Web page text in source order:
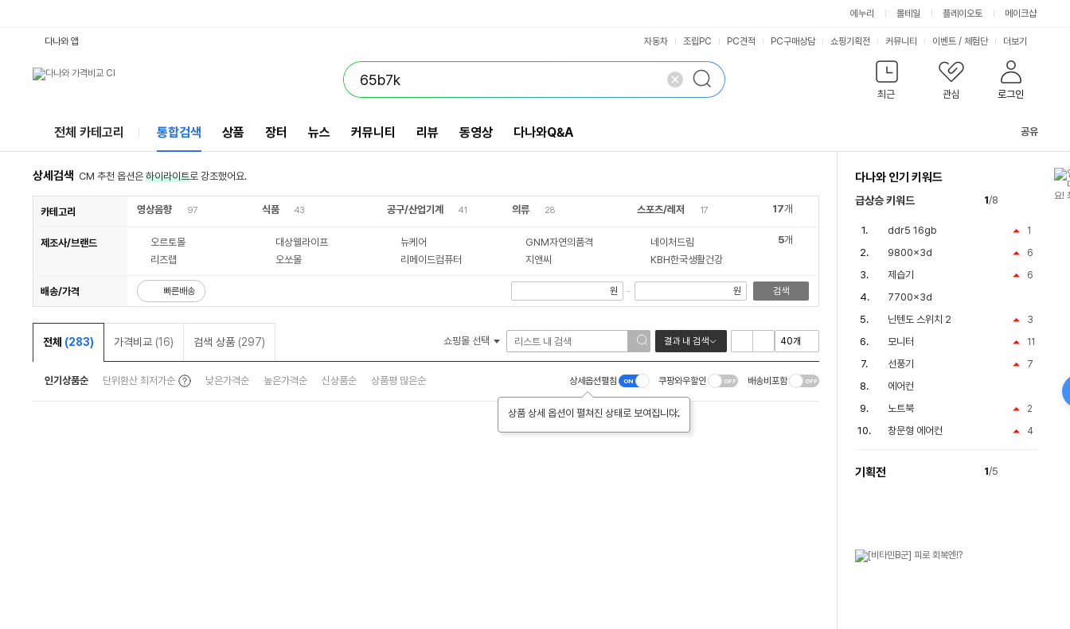
에누리 몰테일 플레이오토 메이크샵
최근 관심 로그인
다나와 앱 자동차 조립PC PC견적 PC구매상담 쇼핑기획전 커뮤니티 이벤트 / 체험단 더보기
전체 카테고리 통합검색 상품 장터 뉴스 커뮤니티 리뷰 동영상 다나와Q&A 공유
상세검색 CM 추천 옵션은 하이라이트로 강조했어요.
카테고리 영상음향 97 식품 43 공구/산업기계 41 의류 28 스포츠/레저 17 17개
제조사/브랜드 오르토몰 대상웰라이프 뉴케어 GNM자연의품격
네이처드림
리즈랩
오쏘몰 리메이드컴퓨터 지앤씨 KBH한국생활건강
5개
배송/가격 빠른배송 원 ~ 원 검색
전체 (283) 가격비교 (16) 검색 상품 (297) 쇼핑몰 선택 결과 내 검색
인기상품순 단위환산 최저가순 낮은가격순 높은가격순 신상품순 상품평 많은순 상세옵션펼침
상품 상세 옵션이 펼쳐진 상태로 보여집니다.
쿠팡와우할인 배송비포함
다나와 인기 키워드
급상승 키워드 1/8
1
ddr5 16gb
6
9800x3d
6
제습기
7700x3d
3
닌텐도 스위치 2
11
모니터
7
선풍기
에어컨
2
노트북
4
창문형 에어컨
기획전 1/5